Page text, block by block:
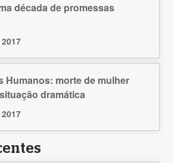
década de promessas
Humanos: morte de mulher
dramática